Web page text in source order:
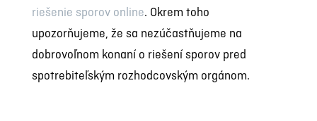
riešenie sporov online. Okrem toho
upozorňujeme, že sa nezúčastňujeme na
dobrovoľnom konaní o riešení sporov pred
spotrebiteľským rozhodcovským orgánom.